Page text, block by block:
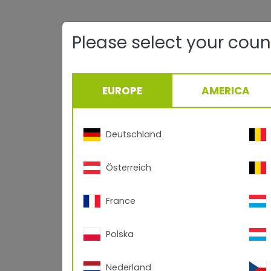
Daten,
Zahlen,
Please select your
EUROPE AMERICA
Deutschland
Österreich
France
Polska
Nederland